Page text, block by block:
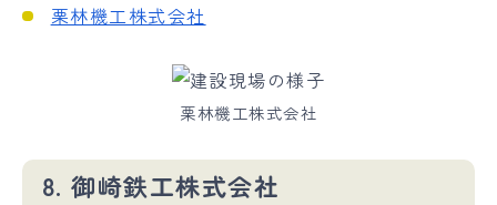
栗林機工株式会社
栗林機工株式会社
8. 御崎鉄工株式会社